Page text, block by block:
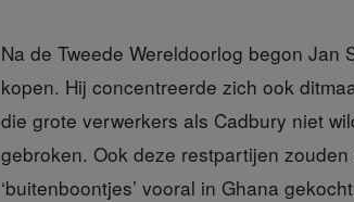
Na de Tweede Wereldoorlog begon Jan
kopen. Hij concentreerde zich ook
die grote verwerkers als Cadbury niet
gebroken. Ook deze restpartijen
‘buitenboontjes’ vooral in Ghana